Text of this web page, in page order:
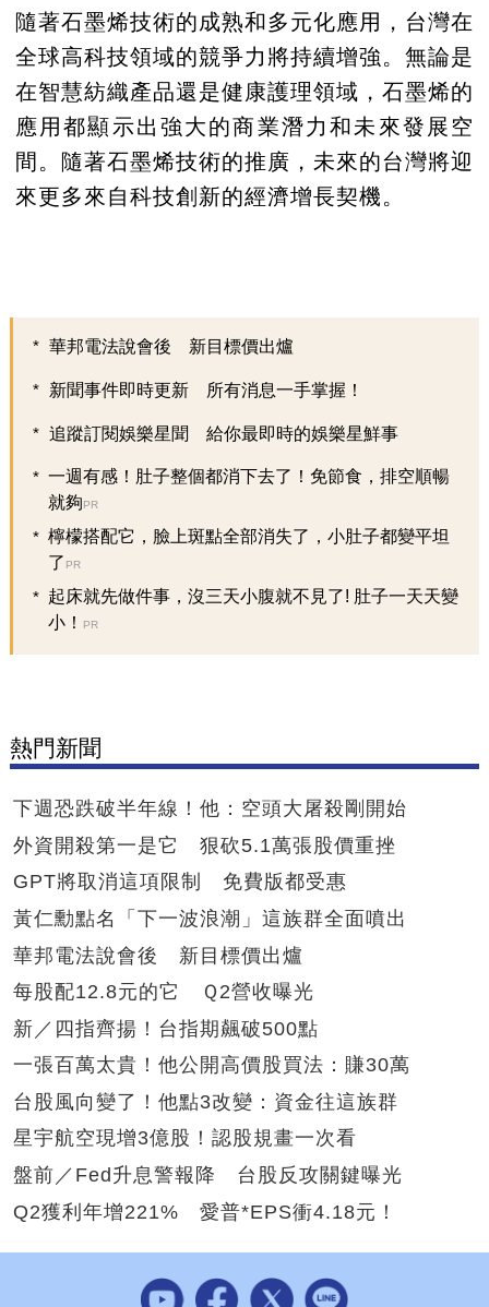
隨著石墨烯技術的成熟和多元化應用，台灣在
全球高科技領域的競爭力將持續增強。無論是
在智慧紡織產品還是健康護理領域，石墨烯的
應用都顯示出強大的商業潛力和未來發展空
間。隨著石墨烯技術的推廣，未來的台灣將迎
來更多來自科技創新的經濟增長契機。
華邦電法說會後 新目標價出爐
新聞事件即時更新 所有消息一手掌握！
追蹤訂閱娛樂星聞 給你最即時的娛樂星鮮事
一週有感！肚子整個都消下去了！免節食，排空順暢
就夠 PR
檸檬搭配它，臉上斑點全部消失了，小肚子都變平坦
了 PR
起床就先做件事，沒三天小腹就不見了! 肚子一天天變
小！
PR
熱門新聞
下週恐跌破半年線！他：空頭大屠殺剛開始
外資開殺第一是它 狠砍5.1萬張股價重挫
GPT將取消這項限制 免費版都受惠
黃仁勳點名「下一波浪潮」這族群全面噴出
華邦電法說會後 新目標價出爐
每股配12.8元的它 Ｑ2營收曝光
新／四指齊揚！台指期飆破500點
一張百萬太貴！他公開高價股買法：賺30萬
台股風向變了！他點3改變：資金往這族群
星宇航空現增3億股！認股規畫一次看
盤前／Fed升息警報降 台股反攻關鍵曝光
Q2獲利年增221% 愛普*EPS衝4.18元！